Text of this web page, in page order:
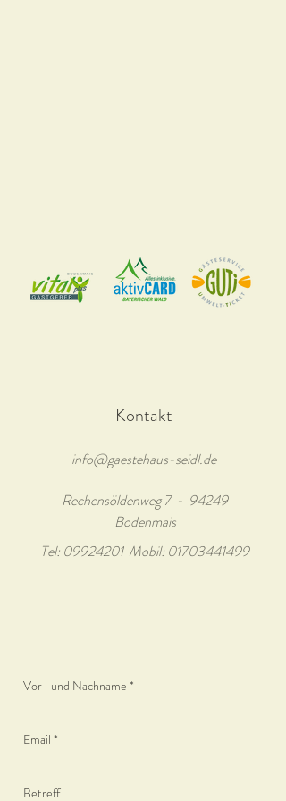
Kontakt
info@gaestehaus-seidl.de
Rechensöldenweg 7 - 94249
Bodenmais
Tel: 09924201Mobil: 01703441499